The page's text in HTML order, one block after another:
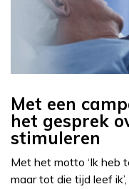
Met een
het gesprek
stimuleren
Met het motto ‘Ik heb
maar tot die tijd leef